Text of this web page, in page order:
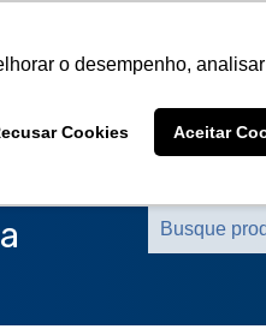
o desempenho,
Cookies Aceitar
a CMS
Produtos